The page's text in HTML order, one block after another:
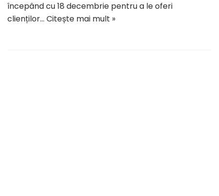
începând cu 18 decembrie pentru a le oferi
clienților… Citește mai mult »